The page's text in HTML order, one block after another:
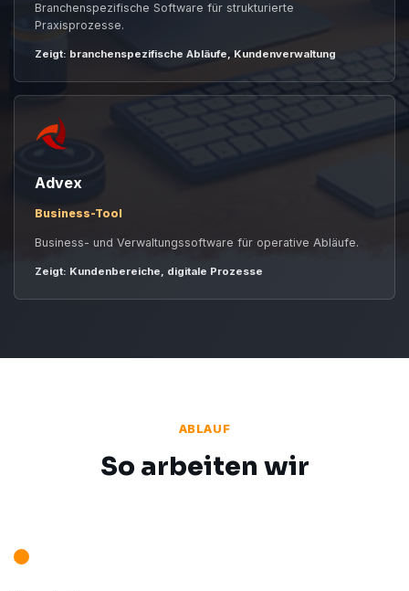
Branchenspezifische Software für strukturierte
Praxisprozesse.
Zeigt: branchenspezifische Abläufe, Kundenverwaltung
Advex
Business-Tool
Business- und Verwaltungssoftware für operative Abläufe.
Zeigt: Kundenbereiche, digitale Prozesse
ABLAUF
So arbeiten wir